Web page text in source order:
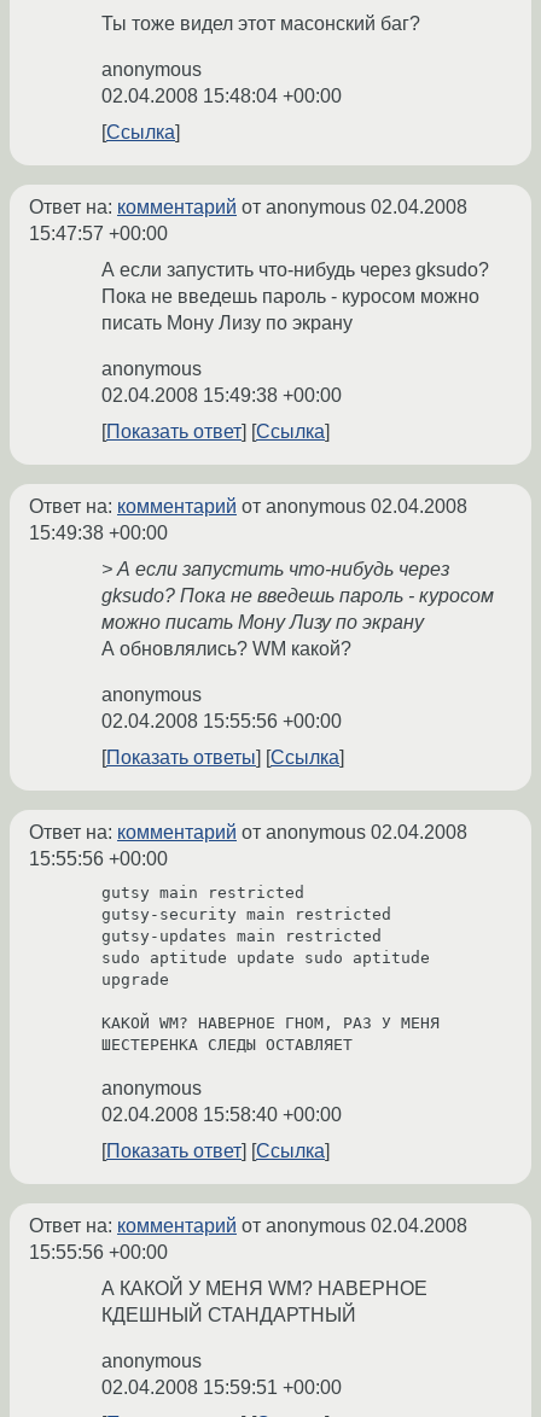
Ты тоже видел этот масонский баг?
anonymous
02.04.2008 15:48:04 +00:00
Ссылка
Ответ на: комментарий от anonymous 02.04.2008
15:47:57 +00:00
А если запустить что-нибудь через gksudo?
Пока не введешь пароль - куросом можно
писать Мону Лизу по экрану
anonymous
02.04.2008 15:49:38 +00:00
Показать ответ
Ссылка
Ответ на: комментарий от anonymous 02.04.2008
15:49:38 +00:00
> А если запустить что-нибудь через
gksudo? Пока не введешь пароль - куросом
можно писать Мону Лизу по экрану
А обновлялись? WM какой?
anonymous
02.04.2008 15:55:56 +00:00
Показать ответы
Ссылка
Ответ на: комментарий от anonymous 02.04.2008
15:55:56 +00:00
gutsy main restricted
gutsy-security main restricted
gutsy-updates main restricted
sudo aptitude update sudo aptitude
upgrade
КАКОЙ WM? НАВЕРНОЕ ГНОМ, РАЗ У МЕНЯ
ШЕСТЕРЕНКА СЛЕДЫ ОСТАВЛЯЕТ
anonymous
02.04.2008 15:58:40 +00:00
Показать ответ
Ссылка
Ответ на: комментарий от anonymous 02.04.2008
15:55:56 +00:00
А КАКОЙ У МЕНЯ WM? НАВЕРНОЕ
КДЕШНЫЙ СТАНДАРТНЫЙ
anonymous
02.04.2008 15:59:51 +00:00